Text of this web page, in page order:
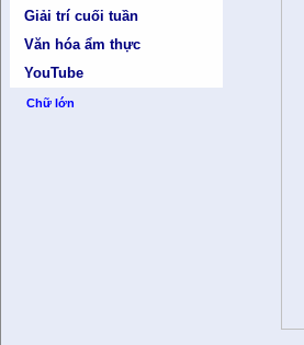
Giải trí cuối tuần
Văn hóa ẩm thực
YouTube
Chữ lớn